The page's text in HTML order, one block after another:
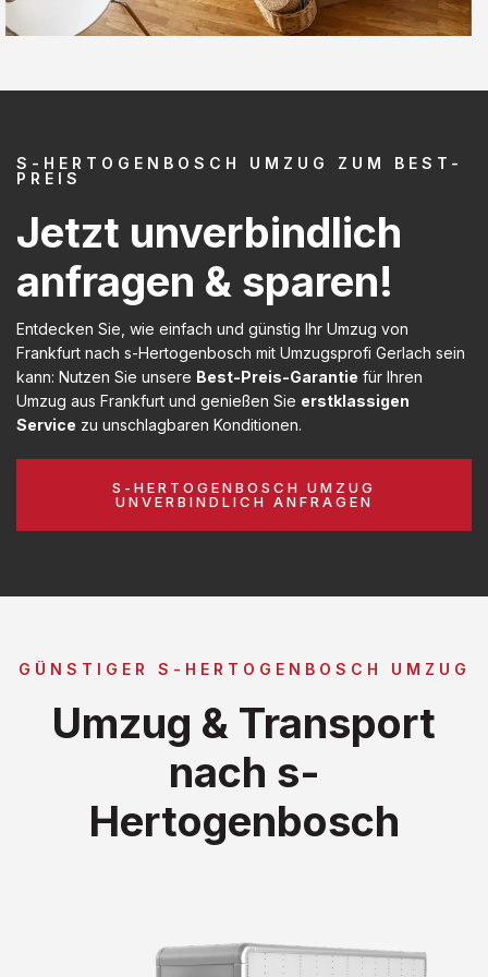
S-HERTOGENBOSCH UMZUG ZUM BEST-
PREIS
Jetzt unverbindlich
anfragen & sparen!
Entdecken Sie, wie einfach und günstig Ihr Umzug von
Frankfurt nach s-Hertogenbosch mit Umzugsprofi Gerlach sein
kann: Nutzen Sie unsere Best-Preis-Garantie für Ihren
Umzug aus Frankfurt und genießen Sie erstklassigen
Service zu unschlagbaren Konditionen.
S-HERTOGENBOSCH UMZUG
UNVERBINDLICH ANFRAGEN
GÜNSTIGER S-HERTOGENBOSCH UMZUG
Umzug & Transport
nach s-
Hertogenbosch